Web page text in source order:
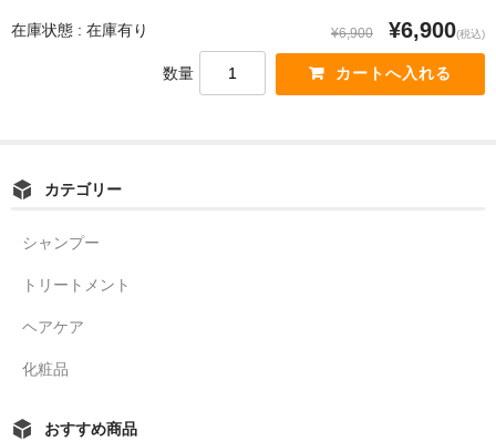
在庫状態 : 在庫有り ¥6,900 ¥6,900(税込)
数量
カテゴリー
シャンプー
トリートメント
ヘアケア
化粧品
おすすめ商品